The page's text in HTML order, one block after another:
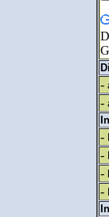
-
-
-
-
-
-